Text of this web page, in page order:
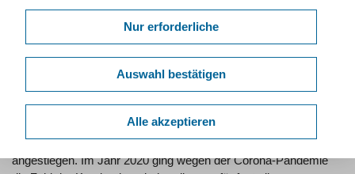
weniger stark ausgeprägte Zunahme der
Störungen zu beobachten als in der ambulanten Versorgung.
Allerdings haben Krankenhausbehandlungen aufgrund
rezidivierender Depressionen und aufgrund somatoformer
Störungen bei Frauen und Männern im Zeitraum von 2011 bis
2019 zugenommen. Zudem ist die stationäre
Behandlungshäufigkeitder Alkoholabhängigkeit bei Männern
angestiegen. Im Jahr 2020 ging wegen der Corona-Pandemie
Nur erforderliche
Auswahl bestätigen
Alle akzeptieren